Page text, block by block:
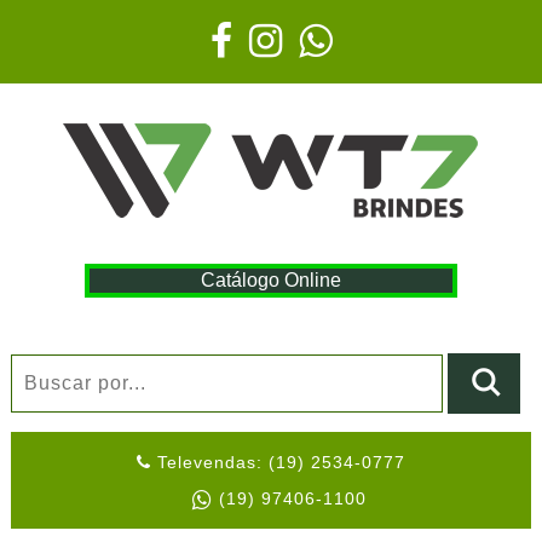
Catálogo Online
Televendas: (19) 2534-0777
(19) 97406-1100